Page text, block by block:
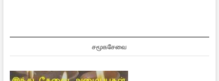
சமூகசேவை